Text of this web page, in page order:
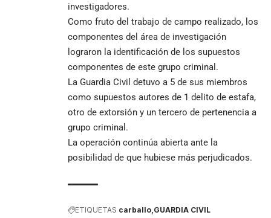
investigadores.
Como fruto del trabajo de campo realizado, los
componentes del área de investigación
lograron la identificación de los supuestos
componentes de este grupo criminal.
La Guardia Civil detuvo a 5 de sus miembros
como supuestos autores de 1 delito de estafa,
otro de extorsión y un tercero de pertenencia a
grupo criminal.
La operación continúa abierta ante la
posibilidad de que hubiese más perjudicados.
ETIQUETAS carballo GUARDIA CIVIL